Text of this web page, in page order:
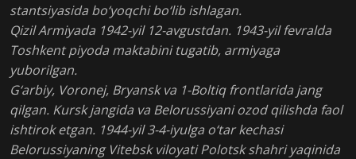
stantsiyasida bo‘yoqchi bo‘lib ishlagan.
Qizil Armiyada 1942-yil 12-avgustdan. 1943-yil fevralda
Toshkent piyoda maktabini tugatib, armiyaga
yuborilgan.
G‘arbiy, Voronej, Bryansk va 1-Boltiq frontlarida jang
qilgan. Kursk jangida va Belorussiyani ozod qilishda faol
ishtirok etgan. 1944-yil 3-4-iyulga o‘tar kechasi
Belorussiyaning Vitebsk viloyati Polotsk shahri yaqinida